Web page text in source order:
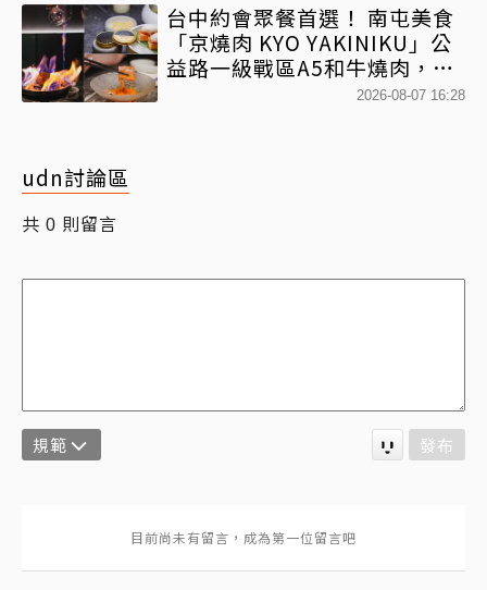
台中約會聚餐首選！ 南屯美食
「京燒肉 KYO YAKINIKU」公
益路一級戰區A5和牛燒肉，京
平雙人套餐全程專人代烤2026-08-07 16:28
udn討論區
共 0 則留言
規範 發布